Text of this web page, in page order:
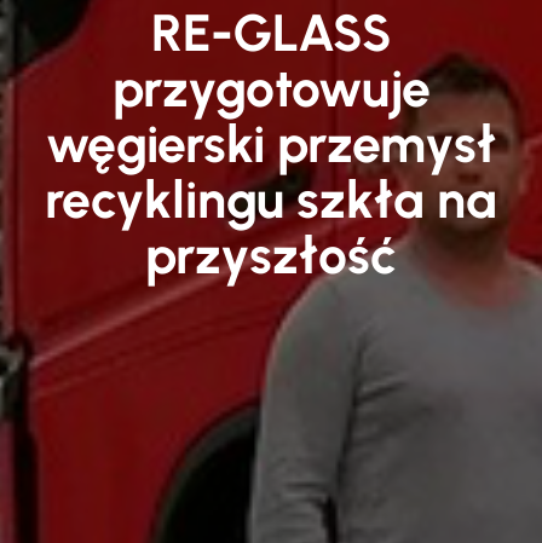
RE-GLASS
przygotowuje
węgierski przemysł
recyklingu szkła na
przyszłość